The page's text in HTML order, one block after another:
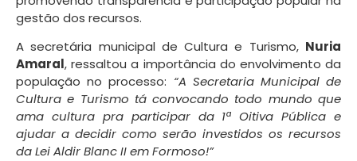
gestão dos recursos.
A secretária municipal de Cultura e Turismo, Nuria
Amaral, ressaltou a importância do envolvimento da
população no processo: “A Secretaria Municipal de
Cultura e Turismo tá convocando todo mundo que
ama cultura pra participar da 1ª Oitiva Pública e
ajudar a decidir como serão investidos os recursos
da Lei Aldir Blanc II em Formoso!”